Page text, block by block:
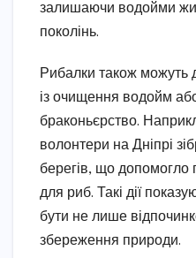
залишаючи водойми
поколінь.
Рибалки також можуть
із очищення водойм
браконьєрство.
волонтери на Дніпрі
берегів, що
для риб. Такі дії
бути не лише
збереження природи.